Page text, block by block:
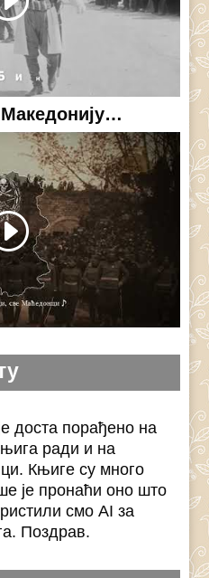
доста порађено на
ради и на
Књиге су много
је пронаћи оно што
смо AI за
Поздрав.